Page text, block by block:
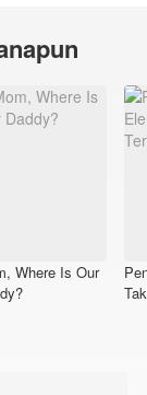
Where Is Our